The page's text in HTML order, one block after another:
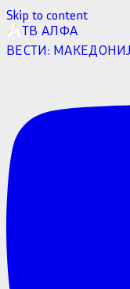
Skip to content
ТВ АЛФА
ВЕСТИ: